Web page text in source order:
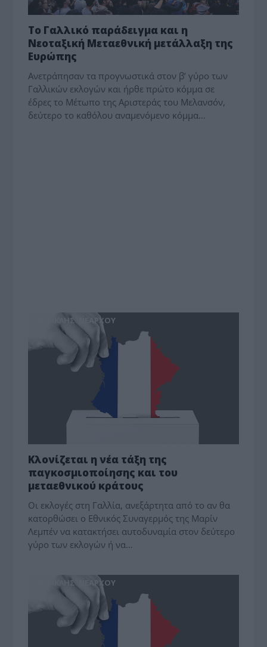
Το Γαλλικό παράδειγμα και η
Νεοταξική Μεταεθνική μετάλλαξη της
Ευρώπης
Ανετράπησαν τα προγνωστικά στον β’ γύρο των
Γαλλικών εκλογών και ήρθε πρώτο κόμμα σε
έδρες το Μέτωπο της Αριστεράς του Μελανσόν,
δεύτερο το καθόλου αναμενόμενο κόμμα…
ΠΕΡΙΚΛΗΣ ΝΕΑΡΧΟΥ
Κλονίζεται η νέα τάξη της
παγκοσμιοποίησης και του
μεταεθνικού κράτους
Οι εκλογές στη Γαλλία, ανεξάρτητα από το αν θα
κατορθώσει ο Εθνικός Συναγερμός της Μαρίν
Λεμπέν να κατακτήσει αυτοδυναμία στον δεύτερο
γύρο των εκλογών ή να…
ΠΕΡΙΚΛΗΣ ΝΕΑΡΧΟΥ